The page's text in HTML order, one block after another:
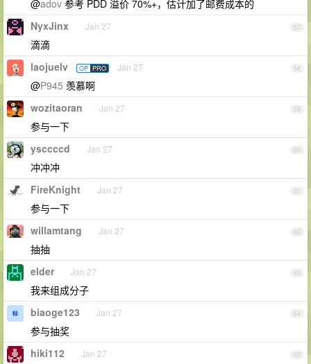
@adov 参考 PDD 溢价 70%+，估计加了邮费成本的
57
NyxJinx Jan 27
滴滴
58
laojuelv OP PRO Jan 27
@P945 羡慕啊
59
wozitaoran Jan 27
参与一下
60
ysccccd Jan 27
冲冲冲
61
FireKnight Jan 27
参与一下
62
willamtang Jan 27
抽抽
63
elder Jan 27
我来组成分子
64
biaoge123 Jan 27
参与抽奖
65
hiki112 Jan 27